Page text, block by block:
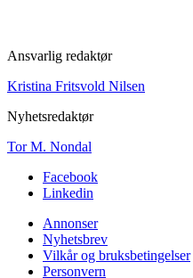
Ansvarlig redaktør
Kristina Fritsvold Nilsen
Nyhetsredaktør
Tor M. Nondal
Facebook
Linkedin
Annonser
Nyhetsbrev
Vilkår og bruksbetingelser
Personvern